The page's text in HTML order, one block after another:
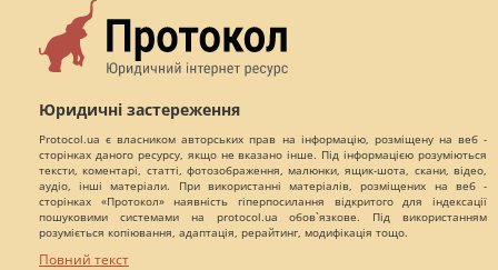
Юридичні застереження
Protocol.ua є власником авторських прав на інформацію, розміщену на веб -
сторінках даного ресурсу, якщо не вказано інше. Під інформацією розуміються
тексти, коментарі, статті, фотозображення, малюнки, ящик-шота, скани, відео,
аудіо, інші матеріали. При використанні матеріалів, розміщених на веб -
сторінках «Протокол» наявність гіперпосилання відкритого для індексації
пошуковими системами на protocol.ua обов`язкове. Під використанням
розуміється копіювання, адаптація, рерайтинг, модифікація тощо.
Повний текст